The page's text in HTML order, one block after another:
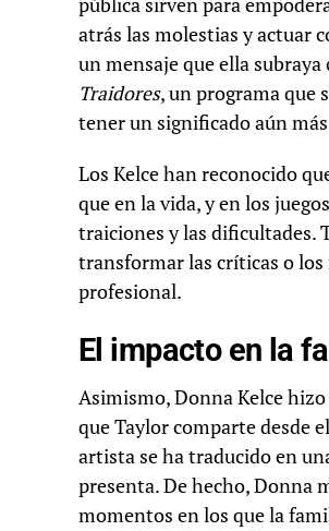
pública sirven para
atrás las molestias y actuar
un mensaje que ella
Traidores, un programa que
tener un significado aún
Los Kelce han reconocido
que en la vida, y en los
traiciones y las dificultades.
transformar las críticas o
profesional.
El impacto en la
Asimismo, Donna Kelce
que Taylor comparte desde
artista se ha traducido en
presenta. De hecho, Donna
momentos en los que la